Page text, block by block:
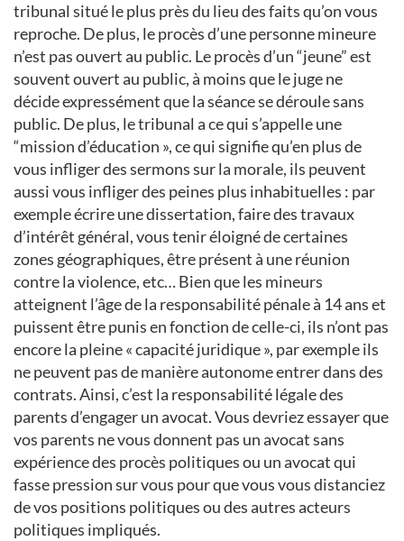
tribunal situé le plus près du lieu des faits qu’on vous
reproche. De plus, le procès d’une personne mineure
n’est pas ouvert au public. Le procès d’un “jeune” est
souvent ouvert au public, à moins que le juge ne
décide expressément que la séance se déroule sans
public. De plus, le tribunal a ce qui s’appelle une
“mission d’éducation », ce qui signifie qu’en plus de
vous infliger des sermons sur la morale, ils peuvent
aussi vous infliger des peines plus inhabituelles : par
exemple écrire une dissertation, faire des travaux
d’intérêt général, vous tenir éloigné de certaines
zones géographiques, être présent à une réunion
contre la violence, etc… Bien que les mineurs
atteignent l’âge de la responsabilité pénale à 14 ans et
puissent être punis en fonction de celle-ci, ils n’ont pas
encore la pleine « capacité juridique », par exemple ils
ne peuvent pas de manière autonome entrer dans des
contrats. Ainsi, c’est la responsabilité légale des
parents d’engager un avocat. Vous devriez essayer que
vos parents ne vous donnent pas un avocat sans
expérience des procès politiques ou un avocat qui
fasse pression sur vous pour que vous vous distanciez
de vos positions politiques ou des autres acteurs
politiques impliqués.